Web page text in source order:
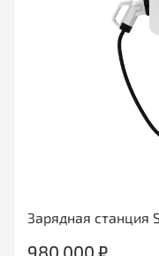
Зарядная станция
980 000 ₽